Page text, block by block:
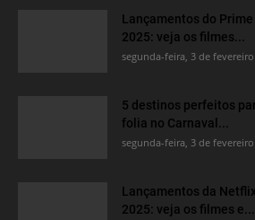
Lançamentos do
2025: veja os filmes...
segunda-feira, 3 de
5 destinos perfeitos
folia no Carnaval...
segunda-feira, 3 de
Lançamentos da
2025: veja os filmes e...